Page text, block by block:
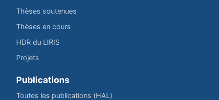
Thèses soutenues
Thèses en cours
HDR du LIRIS
Projets
Publications
Toutes les publications (HAL)